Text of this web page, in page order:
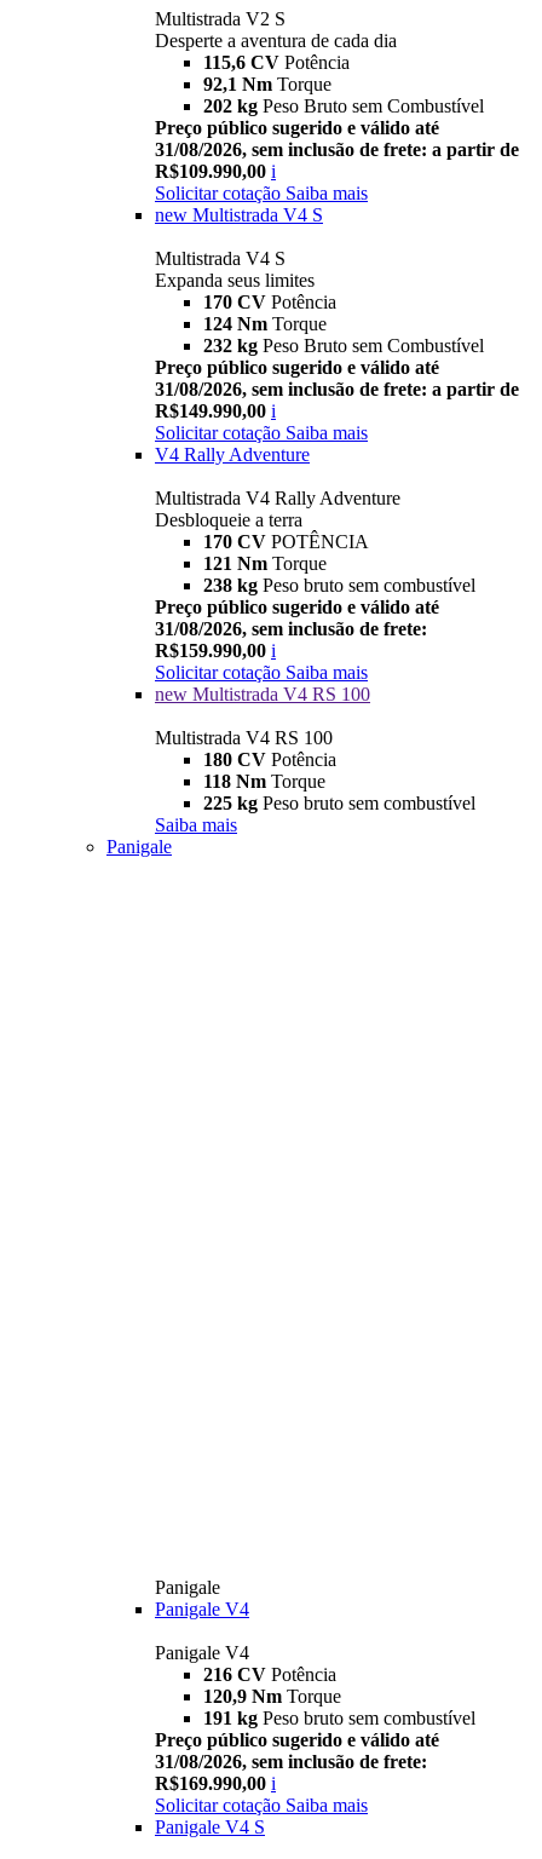
Multistrada V2 S
Desperte a aventura de cada dia
115,6 CV Potência
92,1 Nm Torque
202 kg Peso Bruto sem Combustível
Preço público sugerido e válido até
31/08/2026, sem inclusão de frete: a partir de
R$109.990,00 i
Solicitar cotação Saiba mais
new Multistrada V4 S
Multistrada V4 S
Expanda seus limites
170 CV Potência
124 Nm Torque
232 kg Peso Bruto sem Combustível
Preço público sugerido e válido até
31/08/2026, sem inclusão de frete: a partir de
R$149.990,00 i
Solicitar cotação Saiba mais
V4 Rally Adventure
Multistrada V4 Rally Adventure
Desbloqueie a terra
170 CV POTÊNCIA
121 Nm Torque
238 kg Peso bruto sem combustível
Preço público sugerido e válido até
31/08/2026, sem inclusão de frete:
R$159.990,00 i
Solicitar cotação Saiba mais
new Multistrada V4 RS 100
Multistrada V4 RS 100
180 CV Potência
118 Nm Torque
225 kg Peso bruto sem combustível
Saiba mais
Panigale
Panigale
Panigale V4
Panigale V4
216 CV Potência
120,9 Nm Torque
191 kg Peso bruto sem combustível
Preço público sugerido e válido até
31/08/2026, sem inclusão de frete:
R$169.990,00 i
Solicitar cotação Saiba mais
Panigale V4 S